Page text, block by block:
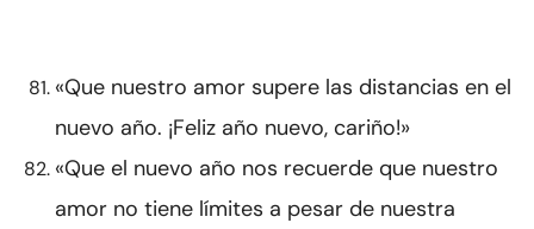
«Que nuestro amor supere las distancias en el
nuevo año. ¡Feliz año nuevo, cariño!»
«Que el nuevo año nos recuerde que nuestro
amor no tiene límites a pesar de nuestra